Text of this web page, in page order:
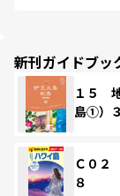
新刊ガイドブッ
１５
島①）
Ｃ０２
８